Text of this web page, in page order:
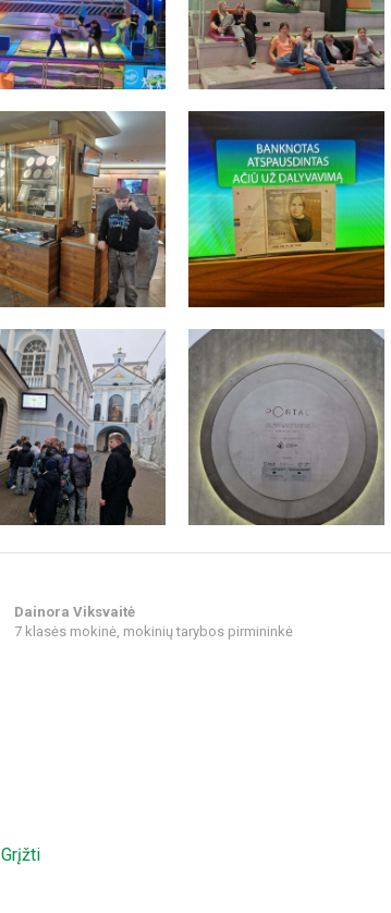
Dainora Viksvaitė
7 klasės mokinė, mokinių tarybos pirmininkė
Grįžti